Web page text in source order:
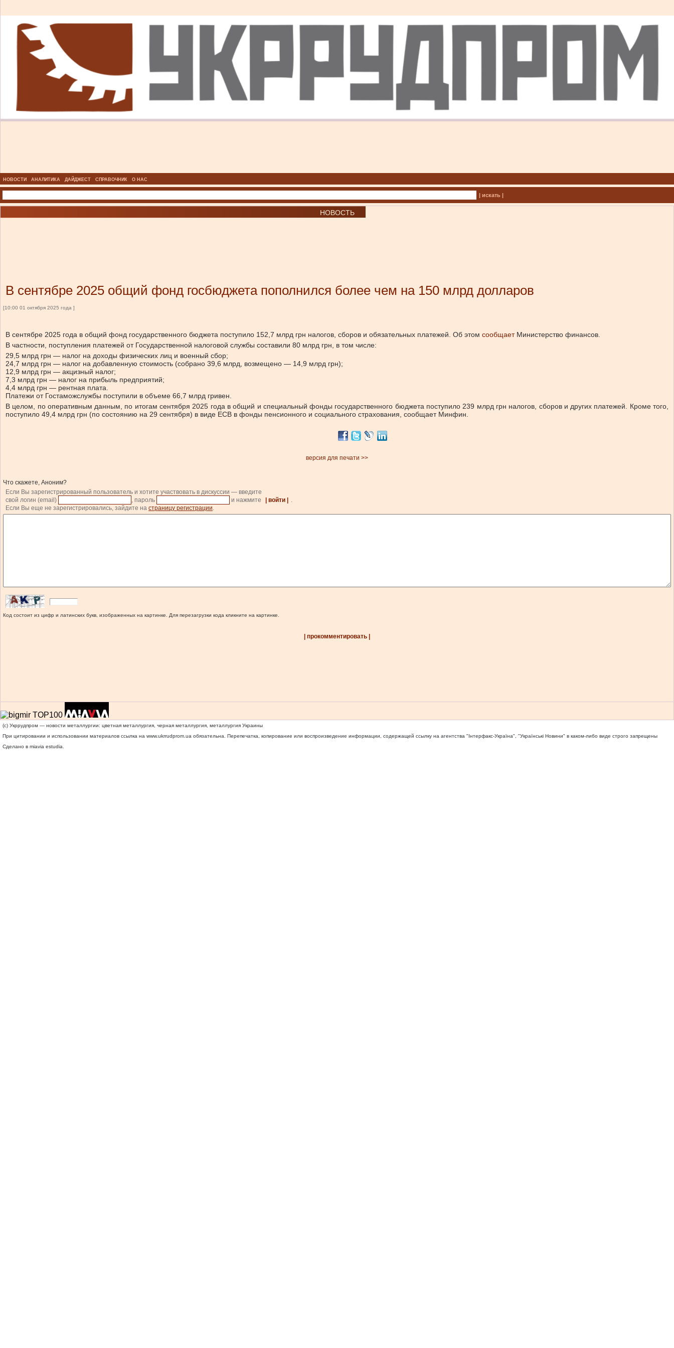
НОВОСТИ АНАЛИТИКА ДАЙДЖЕСТ СПРАВОЧНИК О НАС
| искать |
НОВОСТЬ
В сентябре 2025 общий фонд госбюджета пополнился более чем на 150 млрд долларов
[10:00 01 октября 2025 года ]
В сентябре 2025 года в общий фонд государственного бюджета поступило 152,7 млрд грн налогов, сборов и обязательных платежей. Об этом сообщаетМинистерство финансов.
В частности,
поступления платежей от Государственной налоговой службы составили 80 млрд грн, в том числе:
29,5 млрд грн — налог на доходы физических лиц и военный сбор;
24,7 млрд грн — налог на добавленную стоимость (собрано 39,6 млрд, возмещено — 14,9 млрд грн);
12,9 млрд грн — акцизный налог;
7,3 млрд грн — налог на прибыль предприятий;
4,4 млрд грн — рентная плата.
Платежи от Гостаможслужбы поступили в объеме 66,7 млрд гривен.
В целом, по оперативным данным, по итогам сентября 2025 года в общий и специальный фонды государственного бюджета поступило 239 млрд грн налогов, сборов и других платежей. Кроме того,
поступило 49,4 млрд грн (по состоянию на 29 сентября) в виде ЕСВ в фонды пенсионного и социального страхования, сообщает Минфин.
версия для печати >>
Что скажете, Аноним?
Если Вы зарегистрированный пользователь и хотите участвовать в дискуссии — введите
свой логин (email)
, пароль и нажмите | войти |
.
Если Вы еще не зарегистрировались, зайдите на страницу регистрации.
Код состоит из цифр и латинских букв, изображенных на картинке. Для перезагрузки кода кликните на картинке.
| прокомментировать |
(c) Укррудпром — новости металлургии: цветная металлургия, черная металлургия, металлургия Украины
При цитировании и использовании материалов ссылка на www.ukrrudprom.ua обязательна. Перепечатка, копирование или воспроизведение информации, содержащей ссылку на агентства "Iнтерфакс-Україна", "Українськi Новини" в каком-либо виде строго запрещены
Сделано в miavia estudia.